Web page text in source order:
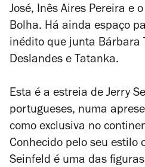
José, Inês Aires Pereira e
Bolha. Há ainda espaço
inédito que junta Bárbara
Deslandes e Tatanka.
Esta é a estreia de Jerry
portugueses, numa
como exclusiva no
Conhecido pelo seu estilo
Seinfeld é uma das